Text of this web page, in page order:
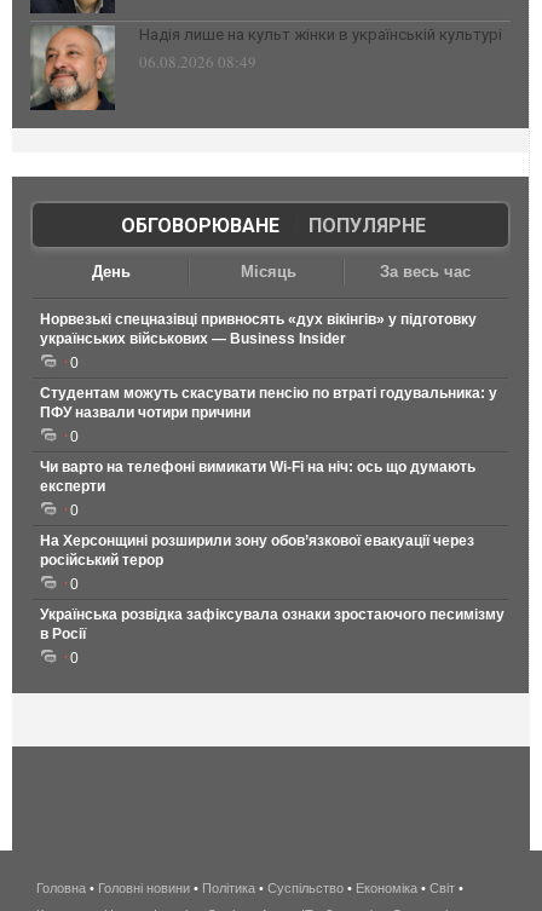
Надія лише на культ жінки в українській культурі
06.08.2026 08:49
ОБГОВОРЮВАНЕ| ПОПУЛЯРНЕ
День Місяць За весь час
Норвезькі спецназівці привносять «дух вікінгів» у підготовку
українських військових — Business Insider
0
Студентам можуть скасувати пенсію по втраті годувальника: у
ПФУ назвали чотири причини
0
Чи варто на телефонi вимикати Wi-Fi на ніч: ось що думають
експерти
0
На Херсонщині розширили зону обов’язкової евакуації через
російський терор
0
Українська розвідка зафіксувала ознаки зростаючого песимізму
в Росії
0
беспроводной
Головна • Головні новини • Політика • Суспільство • Економіка • Світ •